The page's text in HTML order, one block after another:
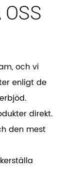
och vi
enligt de
direkt.
den mest